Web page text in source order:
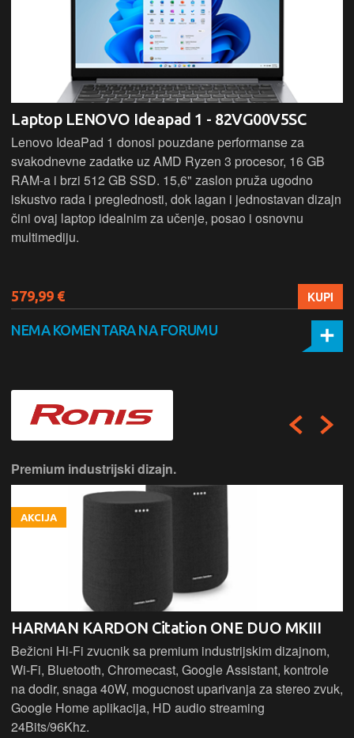
Laptop LENOVO Ideapad 1 - 82VG00V5SC
Lenovo IdeaPad 1 donosi pouzdane performanse za
svakodnevne zadatke uz AMD Ryzen 3 procesor, 16 GB
RAM-a i brzi 512 GB SSD. 15,6" zaslon pruža ugodno
iskustvo rada i preglednosti, dok lagan i jednostavan dizajn
čini ovaj laptop idealnim za učenje, posao i osnovnu
multimediju.
579,99 € KUPI
NEMA KOMENTARA NA FORUMU
Premium industrijski dizajn.
AKCIJA
HARMAN KARDON Citation ONE DUO MKIII
Bežicni Hi-Fi zvucnik sa premium industrijskim dizajnom,
Wi-Fi, Bluetooth, Chromecast, Google Assistant, kontrole
na dodir, snaga 40W, mogucnost uparivanja za stereo zvuk,
Google Home aplikacija, HD audio streaming
24Bits/96Khz.